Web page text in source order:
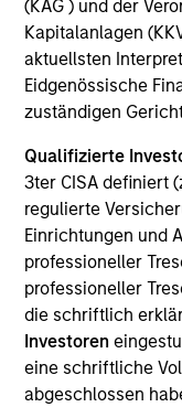
(KAG ) und der
Kapitalanlagen
aktuellsten
Eidgenössische
zuständigen
Qualifizierte
3ter CISA definiert
regulierte
Einrichtungen und
professioneller
professioneller
die schriftlich
Investoren
eine schriftliche
abgeschlossen
YEARS OF
Ranjit is co-
Parametric, a
Investment
the Parametric
responsible for
operational